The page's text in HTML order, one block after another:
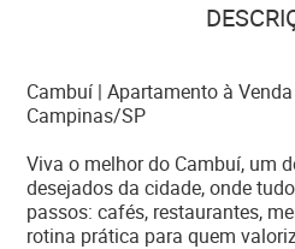
Cambuí | Apartamento à
Campinas/SP
Viva o melhor do Cambuí, um
desejados da cidade, onde
passos: cafés, restaurantes,
rotina prática para quem